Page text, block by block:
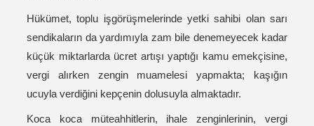
Hükümet, toplu işgörüşmelerinde yetki sahibi olan sarı
sendikaların da yardımıyla zam bile denemeyecek kadar
küçük miktarlarda ücret artışı yaptığı kamu emekçisine,
vergi alırken zengin muamelesi yapmakta; kaşığın
ucuyla verdiğini kepçenin dolusuyla almaktadır.
Koca koca müteahhitlerin, ihale zenginlerinin, vergi